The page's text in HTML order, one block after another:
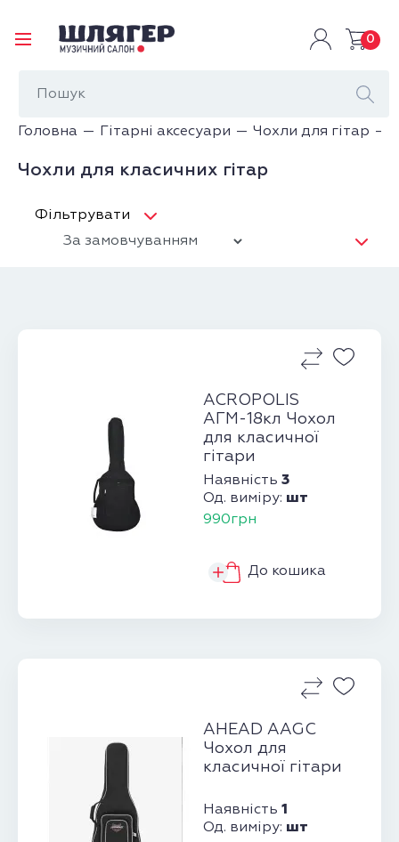
0
Головна Гітарні аксесуари Чохли для гітар
Чохли для класичних гітар
Фільтрувати
ACROPOLIS
АГМ-18кл Чохол
для класичної
гітари
Наявність 3
Од. виміру: шт
990грн
До кошика
AHEAD AAGC
Чохол для
класичної гітари
Наявність 1
Од. виміру: шт